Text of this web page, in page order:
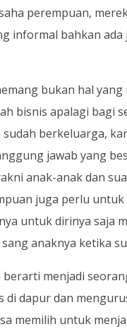
perempuan,
informal bahkan
bukan hal
bisnis apalagi bagi
berkeluarga,
jawab yang
anak-anak dan
juga perlu
untuk dirinya saja
anaknya ketika
berarti menjadi
di dapur dan
memilih untuk